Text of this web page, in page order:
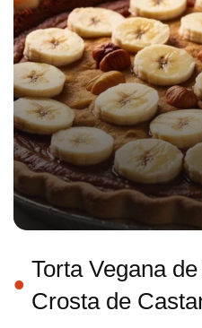
Torta Vegana
Crosta de